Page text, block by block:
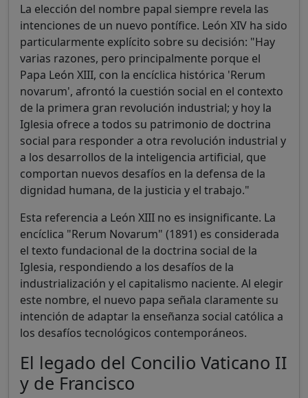
La elección del nombre papal siempre revela las
intenciones de un nuevo pontífice. León XIV ha sido
particularmente explícito sobre su decisión: "Hay
varias razones, pero principalmente porque el
Papa León XIII, con la encíclica histórica 'Rerum
novarum', afrontó la cuestión social en el contexto
de la primera gran revolución industrial; y hoy la
Iglesia ofrece a todos su patrimonio de doctrina
social para responder a otra revolución industrial y
a los desarrollos de la inteligencia artificial, que
comportan nuevos desafíos en la defensa de la
dignidad humana, de la justicia y el trabajo."
Esta referencia a León XIII no es insignificante. La
encíclica "Rerum Novarum" (1891) es considerada
el texto fundacional de la doctrina social de la
Iglesia, respondiendo a los desafíos de la
industrialización y el capitalismo naciente. Al elegir
este nombre, el nuevo papa señala claramente su
intención de adaptar la enseñanza social católica a
los desafíos tecnológicos contemporáneos.
El legado del Concilio Vaticano II
y de Francisco